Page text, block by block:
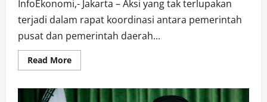
InfoEkonomi,- Jakarta – Aksi yang tak terlupakan
terjadi dalam rapat koordinasi antara pemerintah
pusat dan pemerintah daerah...
Read MoreRead
more